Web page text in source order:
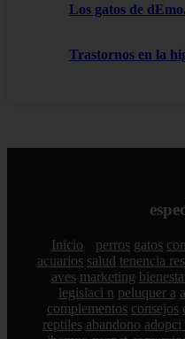
Los gatos de dEmo.
Trastornos en la
Inicio perros gatos
acuarios salud tenencia
aves marketing
legislaci n peluquer a
complementos consejos
reptiles abandono adopci